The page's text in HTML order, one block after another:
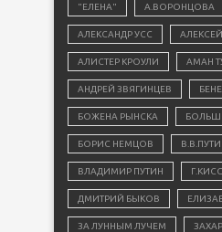
"ЕЛЕНА" А.ВОРОНЦОВА
АЛЕКСАНДР УСС
АЛИСТЕР КРОУЛИ АМАН
АНДРЕЙ ЗВЯГИНЦЕВ
БОЖЕНА РЫНСКА
БОРИС НЕМЦОВ
ВЛАДИМИР ПУТИН
ДМИТРИЙ БЫКОВ
ЗА ЛУННЫМ ЛУЧЕМ